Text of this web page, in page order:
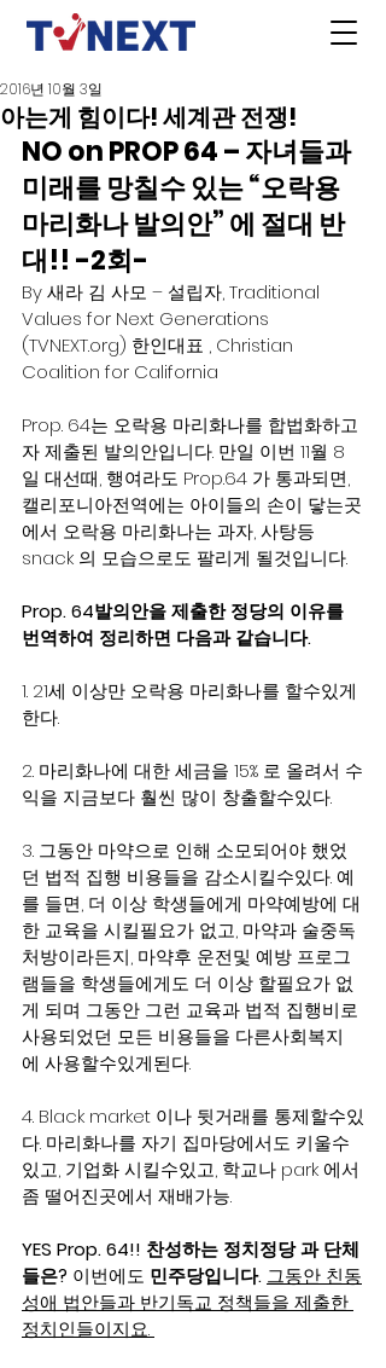
아는게 힘이다! 세계관 전쟁!
2016년 10월 3일
NO on PROP 64 – 자녀들과
미래를 망칠수 있는 “오락용
마리화나 발의안” 에 절대 반
대!! -2회-
By 새라 김 사모 – 설립자, Traditional
Values for Next Generations
(TVNEXT.org) 한인대표 , Christian
Coalition for California
Prop. 64는 오락용 마리화나를 합법화하고
자 제출된 발의안입니다. 만일 이번 11월 8
일 대선때, 행여라도 Prop.64 가 통과되면,
캘리포니아전역에는 아이들의 손이 닿는곳
에서 오락용 마리화나는 과자, 사탕등
snack 의 모습으로도 팔리게 될것입니다.
Prop. 64발의안을 제출한 정당의 이유를
번역하여 정리하면 다음과 같습니다.
1. 21세 이상만 오락용 마리화나를 할수있게
한다.
2. 마리화나에 대한 세금을 15% 로 올려서 수
익을 지금보다 훨씬 많이 창출할수있다.
3. 그동안 마약으로 인해 소모되어야 했었
던 법적 집행 비용들을 감소시킬수있다. 예
를 들면, 더 이상 학생들에게 마약예방에 대
한 교육을 시킬필요가 없고, 마약과 술중독
처방이라든지, 마약후 운전및 예방 프로그
램들을 학생들에게도 더 이상 할필요가 없
게 되며 그동안 그런 교육과 법적 집행비로
사용되었던 모든 비용들을 다른사회복지
에 사용할수있게된다.
4. Black market 이나 뒷거래를 통제할수있
다. 마리화나를 자기 집마당에서도 키울수
있고, 기업화 시킬수있고, 학교나 park 에서
좀 떨어진곳에서 재배가능.
YES Prop. 64!! 찬성하는 정치정당 과 단체
들은? 이번에도 민주당입니다. 그동안 친동
성애 법안들과 반기독교 정책들을 제출한
정치인들이지요.